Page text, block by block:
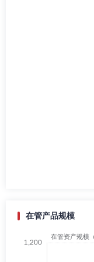
在管产品规模